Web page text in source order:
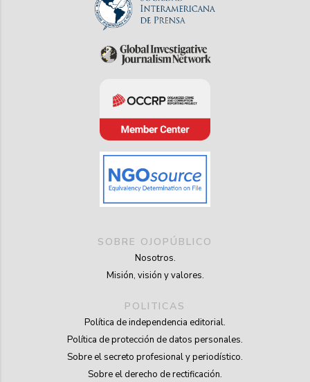
SOBRE OJOPÚBLICO
Nosotros.
Misión, visión y valores.
POLITICAS
Política de independencia editorial.
Política de protección de datos personales.
Sobre el secreto profesional y periodístico.
Sobre el derecho de rectificación.